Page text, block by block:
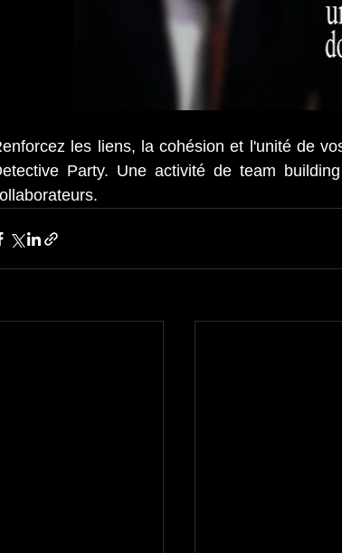
les liens, la cohésion et l'unité de
Party. Une activité de team